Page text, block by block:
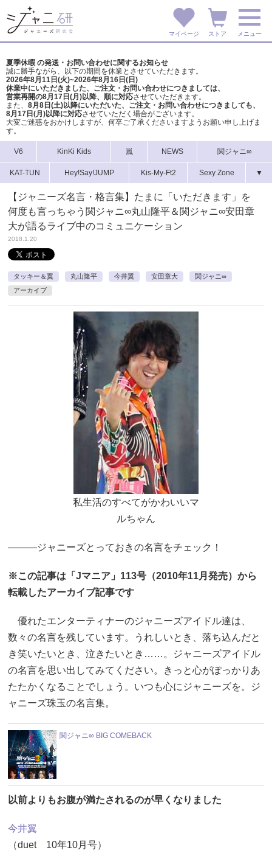
マイページ ストア メニュー
夏季休暇 の発送・お問い合わせに関するお知らせ
誠に勝手ながら、以下の期間を休業とさせていただきます。
2026年8月11日(火)~2026年8月16日(日)
休業中にいただきました、ご注文・お問い合わせにつきましては、
営業再開の8月17日(月)以降、順に対応させていただきます。
また、 8月8日(土)以降にいただいた、ご注文・ お問い合わせにつきましても、
8月17日(月)以降に対応させていただく場合がございます。
大変ご迷惑をおかけしますが、 何卒ご了承くださいますようお願い申し上げま
す。
V6 KinKi Kids 嵐 NEWS 関ジャニ∞
KAT-TUN Hey!Say!JUMP Kis-My-Ft2 Sexy Zone ▼
【ジャニーズ名言・格言集】たまに「いただきます」を
何度も言っちゃう関ジャニ∞丸山隆平＆関ジャニ∞安田章
大が語るライブ中のコミュニケーション
2018.1.20
タッキー＆翼 丸山隆平 今井翼 安田章大
関ジャニ∞
アーカイブ
私生活のすべてがかわいいマ
ルちゃん
―――ジャニーズとっておきの名言をチェック！
※この記事は「Jマニア」113号（2010年11月発売）から
転載したアーカイブ記事です
優れたエンターティナーのジャニーズアイドル達は、
数々の名言を残しています。うれしいとき、落ち込んだと
き笑いたいとき、泣きたいとき……。ジャニーズアイドル
の名言を思い出してみてください。きっと心がぽっかりあ
たたかくなることでしょう。いつも心にジャニーズを。ジ
ャニーズ珠玉の名言集。
関ジャニ∞ BIG COMEBACK
以前よりもお腹が満たされるのが早くなりました
今井翼
（duet 10年10月号）